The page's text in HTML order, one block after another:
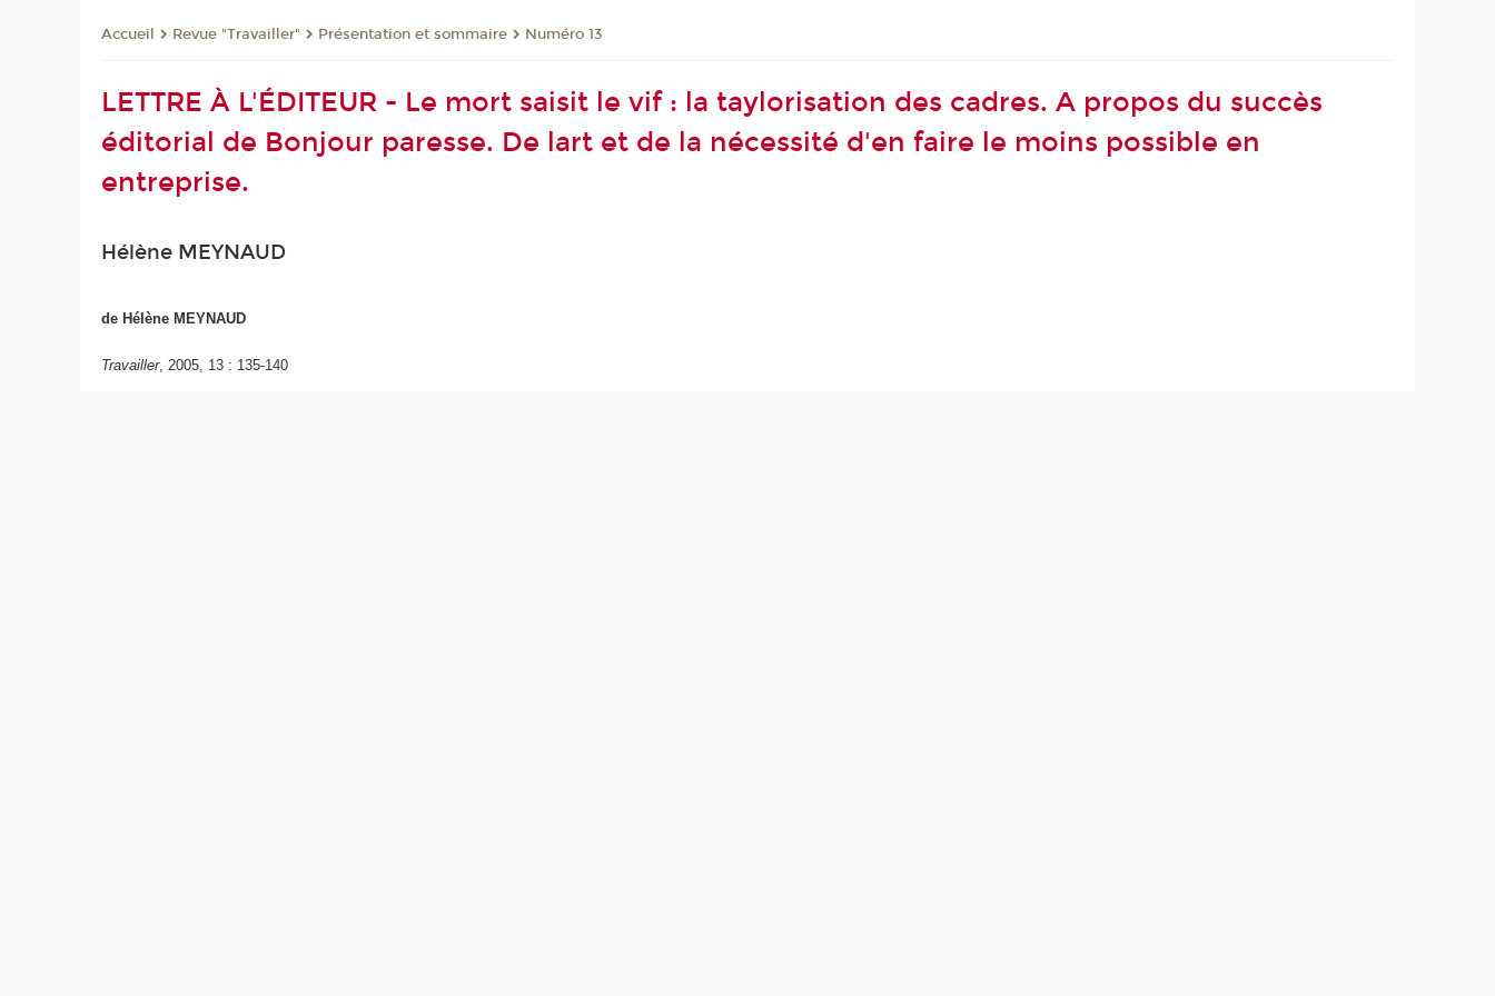
Accueil Revue "Travailler" Présentation et sommaire Numéro 13
LETTRE À L'ÉDITEUR - Le mort saisit le vif : la taylorisation des cadres. A propos du succès
éditorial de Bonjour paresse. De lart et de la nécessité d'en faire le moins possible en
entreprise.
Hélène MEYNAUD
de Hélène MEYNAUD
Travailler, 2005, 13 : 135-140